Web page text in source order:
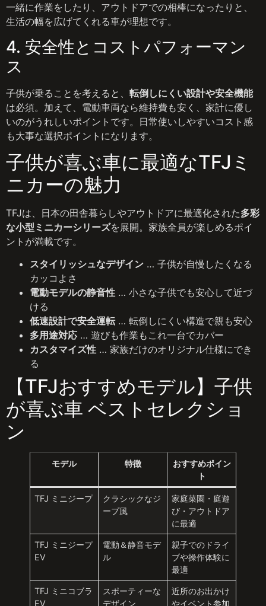
一緒に作業をしたり、アウトドアでの相棒になったりと、
生活の幅を広げてくれる車が理想です。
4. 安全性とコストパフォーマン
ス
子供が乗ることを考えると、 転倒しにくい設計や安全機能
は必須。加えて、電動車両なら維持費も安く、家計に優し
いのがうれしいポイントです。日常使いしやすいコスト感
も大事な選択ポイントになります。
子供が喜ぶ車に最適なTFJミ
ニカーの魅力
TFJは、日本の田舎暮らしやアウトドアに最適化された多彩
な小型ミニカーシリーズを展開。家族全員が楽しめるポイ
ントが満載です。
スタイリッシュなデザイン … 子供が自慢したくなる
カッコよさ
電動モデルの静音性 … 小さな子供でも安心して近づ
ける
低速設計で安全運転… 転倒しにくい構造で親も安心
多用途対応 … 遊びも作業もこれ一台でカバー
カスタマイズ性 … 家族だけのオリジナル仕様にでき
る
【TFJおすすめモデル】子供
が喜ぶ車 ベストセレクショ
ン
モデル 特徴
おすすめポイン
ト
TFJ ミニジープ
クラシックなジ
ープ風
家庭菜園・庭遊
び・アウトドア
に最適
TFJ ミニジープ
EV
電動＆静音モデ
ル
親子でのドライ
ブや操作体験に
最適
TFJ ミニコブラ
EV
スポーティーな
デザイン
近所のお出かけ
やイベント参加